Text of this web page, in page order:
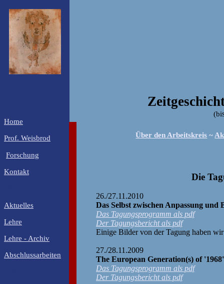
Home
Prof. Weisbrod
Forschung
Kontakt
Aktuelles
Lehre
Lehre - Archiv
Abschlussarbeiten
(bi
Die
26./27.11.2010
Das Selbst zwischen Anpassung
Das Tagungsprogramm als pdf
Der Tagungsbericht als pdf
Einige Bilder von der Tagung haben
27./28.11.2009
The European Generation(s) of
Das Tagungsprogramm als pdf
Der Tagungsbericht als pdf
Über den Arbeitskreis ~